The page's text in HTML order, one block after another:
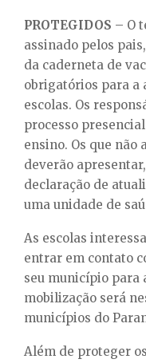
PROTEGIDOS – O
assinado pelos
da caderneta de
obrigatórios para a
escolas. Os
processo
ensino. Os que não
deverão
declaração de
uma unidade de
As escolas
entrar em contato
seu município para
mobilização será
municípios do
Além de proteger